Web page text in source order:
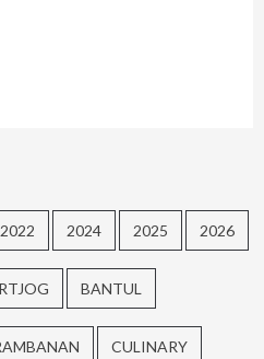
2022 2024 2025 2026
BANTUL
CULINARY